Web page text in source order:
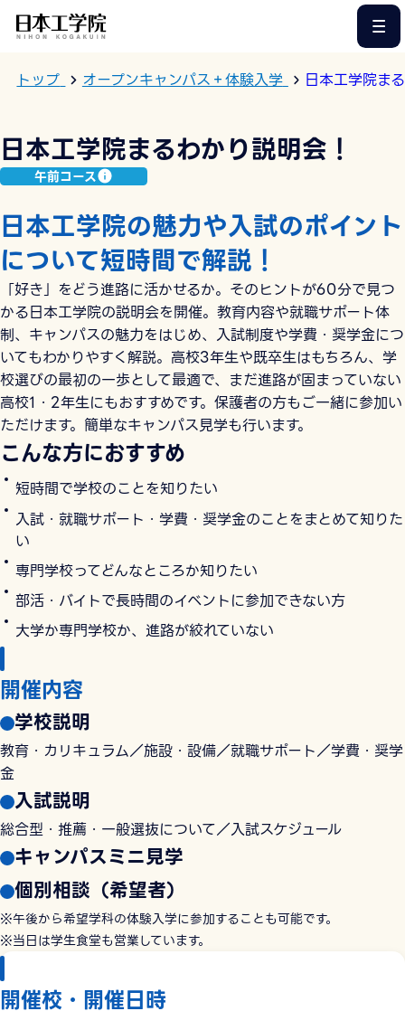
トップ オープンキャンパス＋体験入学 日本工学院ま
日本工学院まるわかり説明会！
午前コース
日本工学院の魅力や入試のポイント
について短時間で解説！
「好き」をどう進路に活かせるか。そのヒントが60分で見つ
かる日本工学院の説明会を開催。教育内容や就職サポート体
制、キャンパスの魅力をはじめ、入試制度や学費・奨学金につ
いてもわかりやすく解説。高校3年生や既卒生はもちろん、学
校選びの最初の一歩として最適で、まだ進路が固まっていない
高校1・2年生にもおすすめです。保護者の方もご一緒に参加い
ただけます。簡単なキャンパス見学も行います。
こんな方におすすめ
短時間で学校のことを知りたい
入試・就職サポート・学費・奨学金のことをまとめて知りた
い
専門学校ってどんなところか知りたい
部活・バイトで長時間のイベントに参加できない方
大学か専門学校か、進路が絞れていない
開催内容
学校説明
教育・カリキュラム／施設・設備／就職サポート／学費・奨学
金
入試説明
総合型・推薦・一般選抜について／入試スケジュール
キャンパスミニ見学
個別相談（希望者）
※午後から希望学科の体験入学に参加することも可能です。
※当日は学生食堂も営業しています。
開催校・開催日時